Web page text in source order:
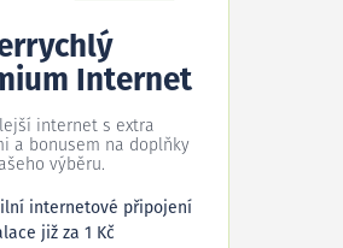
Internet
internet s extra
a bonusem na doplňky
výběru.
internetové připojení
již za 1 Kč